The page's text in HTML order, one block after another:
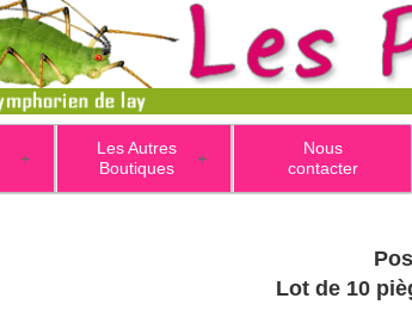
+ +
Les Autres
Boutiques
Nous
contacter
Lot de 10